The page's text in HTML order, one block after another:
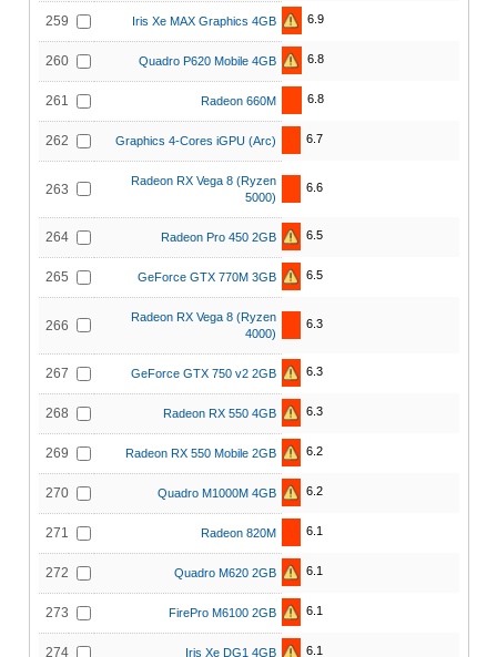
259 Iris Xe MAX Graphics 4GB 6.9
260 Quadro P620 Mobile 4GB 6.8
261 Radeon 660M 6.8
262 Graphics 4-Cores iGPU (Arc) 6.7
263
Radeon RX Vega 8 (Ryzen
5000)
6.6
264 Radeon Pro 450 2GB 6.5
265 GeForce GTX 770M 3GB 6.5
266
Radeon RX Vega 8 (Ryzen
4000)
6.3
267 GeForce GTX 750 v2 2GB 6.3
268 Radeon RX 550 4GB 6.3
269 Radeon RX 550 Mobile 2GB 6.2
270 Quadro M1000M 4GB 6.2
271 Radeon 820M 6.1
272 Quadro M620 2GB 6.1
273 FirePro M6100 2GB 6.1
274 Iris Xe DG1 4GB 6.1